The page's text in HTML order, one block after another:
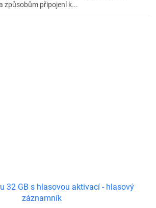
způsobům připojení k...
32 GB s hlasovou aktivací - hlasový
záznamník